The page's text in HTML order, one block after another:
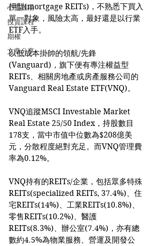
心靈雞湯
投資課程
期權
文章分享
押型(mortgage REITs)，不熟悉下買入
單一對象，風險太高，最好還是以行業
ETF入手。
以低成本掛帥的領航/先鋒
(Vanguard)，旗下便有專注權益型
REITs、相關房地產或房產服務公司的
Vanguard Real Estate ETF(VNQ)。
VNQ追蹤MSCI Investable Market
Real Estate 25/50 Index，持股數目
178支，當中市值中位數為$208億美
元，分散程度絕對充足。而VNQ管理費
率為0.12%。
VNQ持有的REITs/企業，包括眾多特殊
REITs(specialized REITs, 37.4%)、住
宅REITs(14%)、工業REITs(10.8%)、
零售REITs(10.2%)、醫護
REITs(8.3%)、辦公室(7.4%)，亦有總
數約4.5%為物業服務、營運及開發公